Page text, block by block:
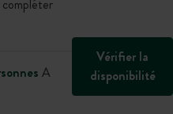
A
Vérifier la
disponibilité